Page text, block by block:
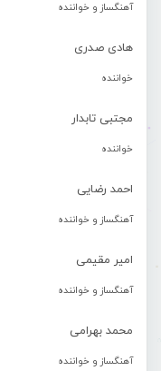
آهنگساز و خواننده
هادی صدری
خواننده
مجتبی تابدار
خواننده
احمد رضایی
آهنگساز و خواننده
امیر مقیمی
آهنگساز و خواننده
محمد بهرامی
آهنگساز و خواننده